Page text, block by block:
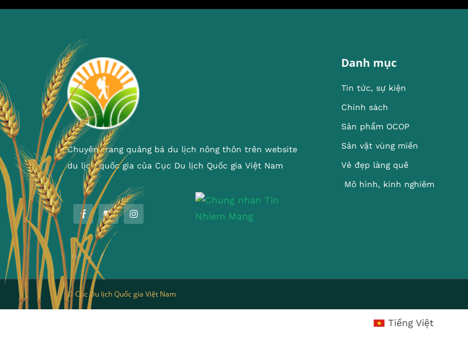
Chuyên trang quảng bá du lịch nông thôn trên website
du lịch quốc gia của Cục Du lịch Quốc gia Việt Nam
Danh mục
Tin tức, sự kiện
Chính sách
Sản phẩm OCOP
Sản vật vùng miền
Vẻ đẹp làng quê
Mô hình, kinh nghiêm
© Cục Du lịch Quốc gia Việt Nam
Tiếng Việt